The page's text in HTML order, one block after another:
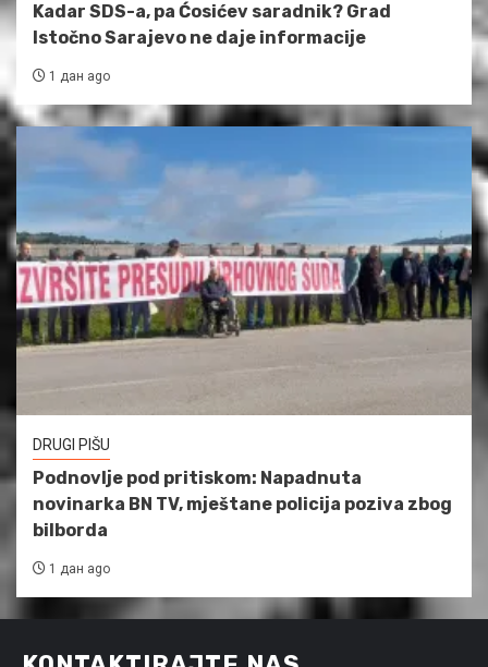
Kadar SDS-a, pa Ćosićev saradnik? Grad
Istočno Sarajevo ne daje informacije
1 дан ago
DRUGI PIŠU
Podnovlje pod pritiskom: Napadnuta
novinarka BN TV, mještane policija poziva zbog
bilborda
1 дан ago